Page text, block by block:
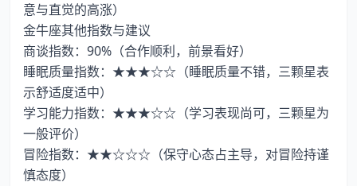
意与直觉的高涨）
金牛座其他指数与建议
商谈指数：90%（合作顺利，前景看好）
睡眠质量指数：★★★☆☆（睡眠质量不错，三颗星表
示舒适度适中）
学习能力指数：★★★☆☆（学习表现尚可，三颗星为
一般评价）
冒险指数：★★☆☆☆（保守心态占主导，对冒险持谨
慎态度）